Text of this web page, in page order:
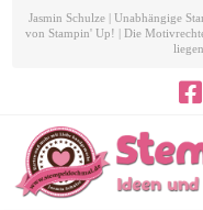
Jasmin Schulze | Unabhängige
von Stampin' Up! | Die